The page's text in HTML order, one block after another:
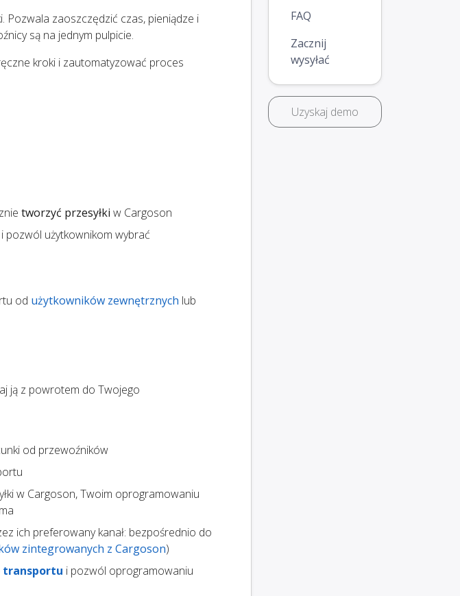
Pozwala zaoszczędzić czas, pieniądze i
są na jednym pulpicie.
kroki i zautomatyzować proces
tworzyć przesyłki w Cargoson
pozwól użytkownikom wybrać
od użytkowników zewnętrznych lub
ją z powrotem do Twojego
od przewoźników
w Cargoson, Twoim oprogramowaniu
ich preferowany kanał: bezpośrednio do
zintegrowanych z Cargoson)
transportu i pozwól oprogramowaniu
FAQ
Zacznij
wysyłać
Uzyskaj demo